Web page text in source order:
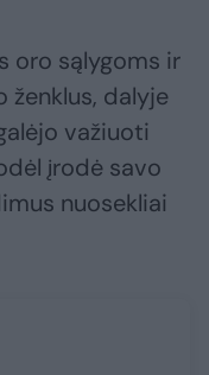
oro sąlygoms ir
ženklus, dalyje
važiuoti
įrodė savo
nuosekliai